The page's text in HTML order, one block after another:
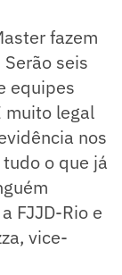
fazem
seis
equipes
muito legal
nos
o que já
FJJD-Rio e
vice-